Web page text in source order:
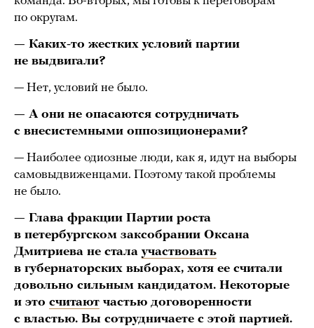
по округам.
— Каких-то жестких условий партии
не выдвигали?
— Нет, условий не было.
— А они не опасаются сотрудничать
с внесистемными оппозиционерами?
— Наиболее одиозные люди, как я, идут на выборы
самовыдвиженцами. Поэтому такой проблемы
не было.
— Глава фракции Партии роста
в петербургском заксобрании Оксана
Дмитриева не стала участвовать
в губернаторских выборах, хотя ее считали
довольно сильным кандидатом. Некоторые
и это считают частью договоренности
с властью. Вы сотрудничаете с этой партией.